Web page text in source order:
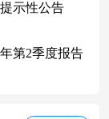
示性公告
第2季度报告